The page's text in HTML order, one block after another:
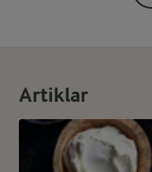
Artiklar